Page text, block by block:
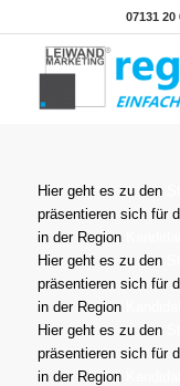
07131 20
Hier geht es zu den
präsentieren sich für
in der Region
Hier geht es zu den
präsentieren sich für
in der Region
Hier geht es zu den
präsentieren sich für
in der Region